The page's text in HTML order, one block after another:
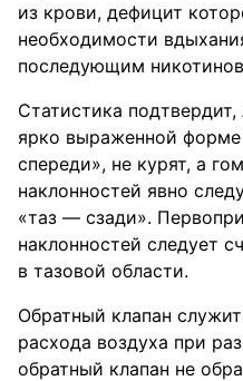
из крови, дефицит
необходимости
последующим
Статистика
ярко выраженной
спереди», не курят, а
наклонностей явно
«таз — сзади».
наклонностей следует
в тазовой области.
Обратный клапан
расхода воздуха при
обратный клапан не